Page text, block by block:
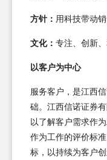
方针： 用科技带动销
文化： 专注、创新
以客户为中心
服务客户，是江西
础。江西信诺证券
以了解客户需求作
作为工作的评价标
标，以持续为客户